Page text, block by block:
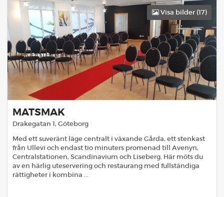
Visa bilder (17)
MATSMAK
Drakegatan 1, Göteborg
Med ett suveränt läge centralt i växande Gårda, ett stenkast
från Ullevi och endast tio minuters promenad till Avenyn,
Centralstationen, Scandinavium och Liseberg. Här möts du
av en härlig uteservering och restaurang med fullständiga
rättigheter i kombina ...